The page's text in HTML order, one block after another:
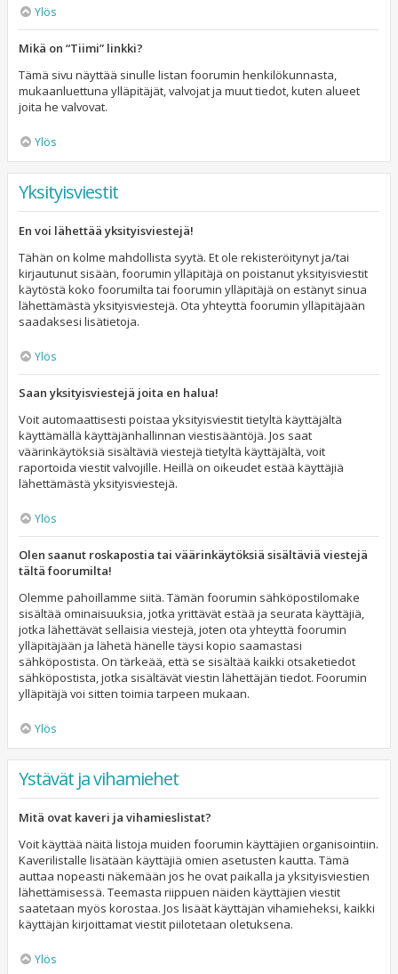
Ylös
Mikä on “Tiimi” linkki?
Tämä sivu näyttää sinulle listan foorumin henkilökunnasta,
mukaanluettuna ylläpitäjät, valvojat ja muut tiedot, kuten alueet
joita he valvovat.
Ylös
Yksityisviestit
En voi lähettää yksityisviestejä!
Tähän on kolme mahdollista syytä. Et ole rekisteröitynyt ja/tai
kirjautunut sisään, foorumin ylläpitäjä on poistanut yksityisviestit
käytöstä koko foorumilta tai foorumin ylläpitäjä on estänyt sinua
lähettämästä yksityisviestejä. Ota yhteyttä foorumin ylläpitäjään
saadaksesi lisätietoja.
Ylös
Saan yksityisviestejä joita en halua!
Voit automaattisesti poistaa yksityisviestit tietyltä käyttäjältä
käyttämällä käyttäjänhallinnan viestisääntöjä. Jos saat
väärinkäytöksiä sisältäviä viestejä tietyltä käyttäjältä, voit
raportoida viestit valvojille. Heillä on oikeudet estää käyttäjiä
lähettämästä yksityisviestejä.
Ylös
Olen saanut roskapostia tai väärinkäytöksiä sisältäviä viestejä
tältä foorumilta!
Olemme pahoillamme siitä. Tämän foorumin sähköpostilomake
sisältää ominaisuuksia, jotka yrittävät estää ja seurata käyttäjiä,
jotka lähettävät sellaisia viestejä, joten ota yhteyttä foorumin
ylläpitäjään ja lähetä hänelle täysi kopio saamastasi
sähköpostista. On tärkeää, että se sisältää kaikki otsaketiedot
sähköpostista, jotka sisältävät viestin lähettäjän tiedot. Foorumin
ylläpitäjä voi sitten toimia tarpeen mukaan.
Ylös
Ystävät ja vihamiehet
Mitä ovat kaveri ja vihamieslistat?
Voit käyttää näitä listoja muiden foorumin käyttäjien organisointiin.
Kaverilistalle lisätään käyttäjiä omien asetusten kautta. Tämä
auttaa nopeasti näkemään jos he ovat paikalla ja yksityisviestien
lähettämisessä. Teemasta riippuen näiden käyttäjien viestit
saatetaan myös korostaa. Jos lisäät käyttäjän vihamieheksi, kaikki
käyttäjän kirjoittamat viestit piilotetaan oletuksena.
Ylös